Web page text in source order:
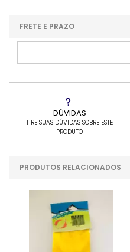
DÚVIDAS
TIRE SUAS DÚVIDAS SOBRE ESTE
PRODUTO
2x sem juros de R$ 14,00
FRETE E PRAZO
PRODUTOS RELACIONADOS